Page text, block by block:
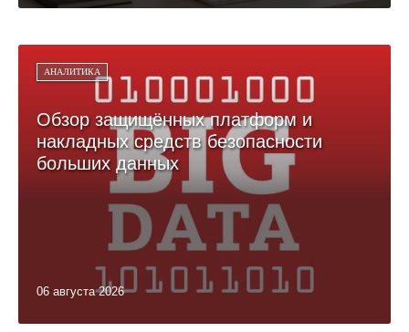
АНАЛИТИКА
Обзор защищённых платформ и
накладных средств безопасности
больших данных
06 августа 2026